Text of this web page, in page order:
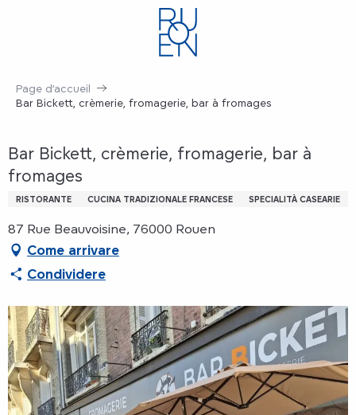
Page d’accueil
Bar Bickett, crèmerie, fromagerie, bar à fromages
Bar Bickett, crèmerie, fromagerie, bar à
fromages
RISTORANTE CUCINA TRADIZIONALE FRANCESE SPECIALITÀ CASEARIE
87 Rue Beauvoisine, 76000 Rouen
Come arrivare
Condividere